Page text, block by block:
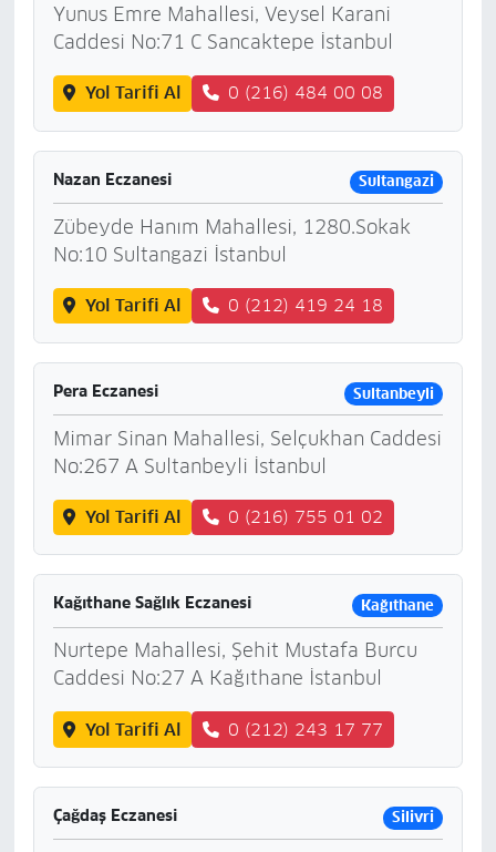
Yunus Emre Mahallesi, Veysel Karani
Caddesi No:71 C Sancaktepe İstanbul
Yol Tarifi Al 0 (216) 484 00 08
Nazan Eczanesi Sultangazi
Zübeyde Hanım Mahallesi, 1280.Sokak
No:10 Sultangazi İstanbul
Yol Tarifi Al 0 (212) 419 24 18
Pera Eczanesi Sultanbeyli
Mimar Sinan Mahallesi, Selçukhan Caddesi
No:267 A Sultanbeyli İstanbul
Yol Tarifi Al 0 (216) 755 01 02
Kağıthane Sağlık Eczanesi Kağıthane
Nurtepe Mahallesi, Şehit Mustafa Burcu
Caddesi No:27 A Kağıthane İstanbul
Yol Tarifi Al 0 (212) 243 17 77
Çağdaş Eczanesi Silivri